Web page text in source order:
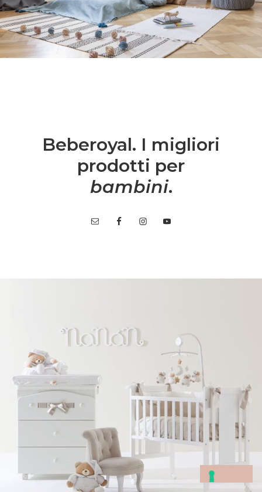
Beberoyal. I migliori
prodotti per
bambini.